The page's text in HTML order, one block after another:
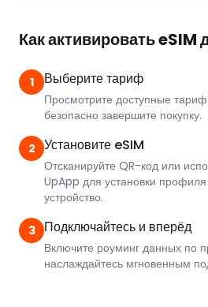
Как активировать
1 Выберите тариф
Просмотрите доступные
безопасно завершите покупку.
2 Установите eSIM
Отсканируйте QR-код или
UpApp для установки
устройство.
3 Подключайтесь и вперёд
Включите роуминг данных по
наслаждайтесь мгновенным